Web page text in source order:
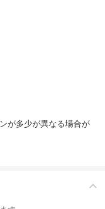
が多少が異なる場合が